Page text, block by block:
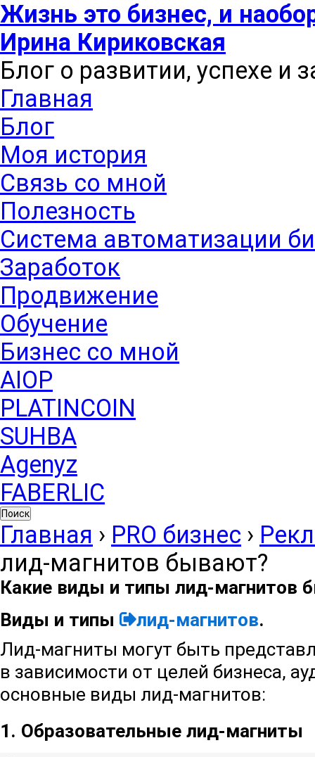
Жизнь это бизнес, и
Ирина Кириковская
Блог о развитии, успехе и
Главная
Блог
Моя история
Связь со мной
Полезность
Система автоматизации
Заработок
Продвижение
Обучение
Бизнес со мной
AIOP
PLATINCOIN
SUHBA
Agenyz
FABERLIC
Поиск
Главная › PRO бизнес ›
лид-магнитов бывают?
Какие виды и типы лид-магнитов
Виды и типы
лид-магнитов.
Лид-магниты могут быть
в зависимости от целей бизнеса,
основные виды лид-магнитов:
1. Образовательные лид-магниты